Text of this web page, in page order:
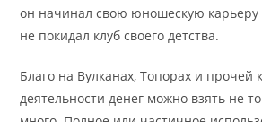
он начинал свою юношескую карьеру
не покидал клуб своего детства.
Благо на Вулканах, Топорах и прочей
деятельности денег можно взять не